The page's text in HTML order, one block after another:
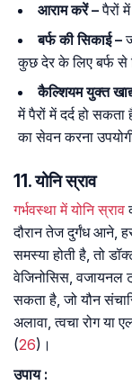
आराम करें –पैरों
बर्फ की सिकाई –
कुछ देर के लिए बर्फ से
कैल्शियम युक्त
में पैरों में दर्द हो
का सेवन करना
11. योनि स्राव
गर्भवस्था में योनि स्राव
दौरान तेज दुर्गंध आने,
समस्या होती है, तो
वेजिनोसिस, वजायनल
सकता है, जो यौन
अलावा, त्वचा रोग या
(26)।
उपाय :